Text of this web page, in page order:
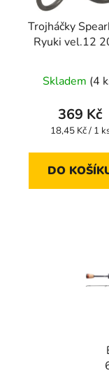
Trojháčky
Ryuki vel.12
Skladem (4
369 Kč
Měrná
18,45 Kč / 1
DO